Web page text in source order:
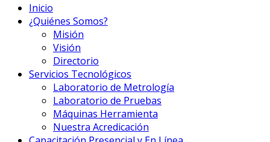
Inicio
¿Quiénes Somos?
Misión
Visión
Directorio
Servicios Tecnológicos
Laboratorio de Metrología
Laboratorio de Pruebas
Máquinas Herramienta
Nuestra Acredicación